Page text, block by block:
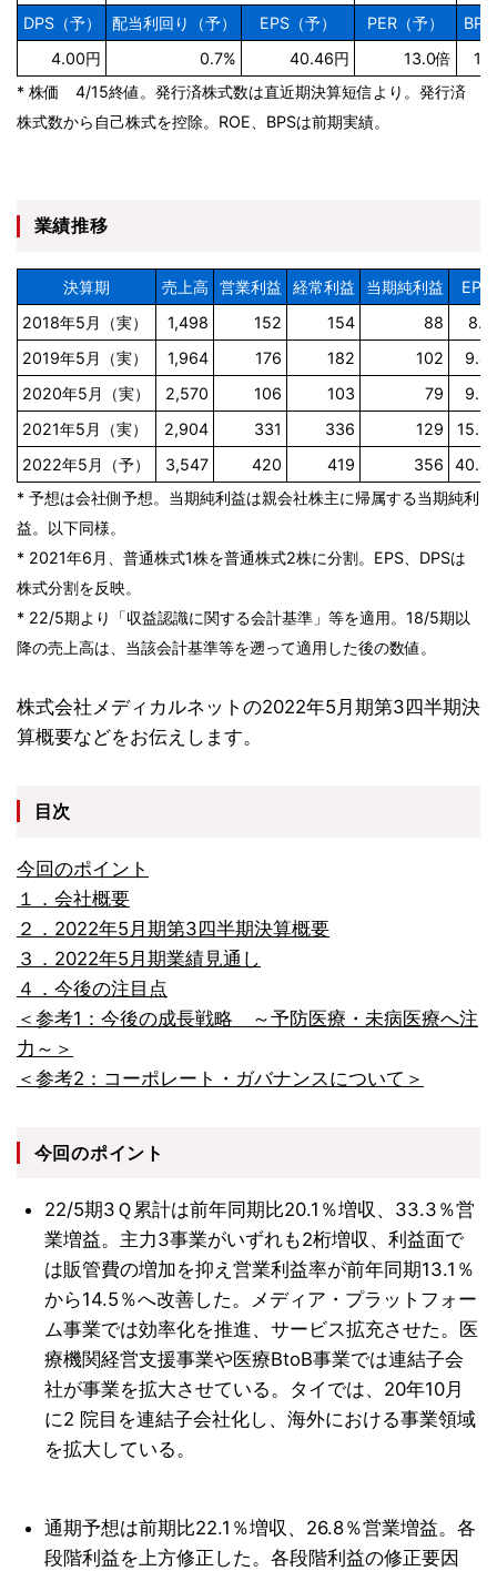
DPS（予）
配当利回り（予） EPS（予） PER（予）
4.00円
0.7% 40.46円 13.0倍
* 株価 4/15終値。発行済株式数は直近期決算短信より。発行済
株式数から自己株式を控除。ROE、BPSは前期実績。
業績推移
決算期 売上高 営業利益 経常利益 当期純利益
EPS
2018年5月（実）
1,498 152 154 88
2019年5月（実）
1,964 176 182 102
2020年5月（実）
2,570 106 103 79
2021年5月（実）
2,904 331 336 129
2022年5月（予）
3,547 420 419 356
* 予想は会社側予想。当期純利益は親会社株主に帰属する当期純利
益。以下同様。
* 2021年6月、普通株式1株を普通株式2株に分割。EPS、DPSは
株式分割を反映。
* 22/5期より「収益認識に関する会計基準」等を適用。18/5期以
降の売上高は、当該会計基準等を遡って適用した後の数値。
株式会社メディカルネットの2022年5月期第3四半期決
算概要などをお伝えします。
目次
今回のポイント
１．会社概要
２．2022年5月期第3四半期決算概要
３．2022年5月期業績見通し
４．今後の注目点
＜参考1：今後の成長戦略 ～予防医療・未病医療へ注
力～＞
＜参考2：コーポレート・ガバナンスについて＞
今回のポイント
22/5期3Ｑ累計は前年同期比20.1％増収、33.3％営
業増益。主力3事業がいずれも2桁増収、利益面で
は販管費の増加を抑え営業利益率が前年同期13.1％
から14.5％へ改善した。メディア・プラットフォー
ム事業では効率化を推進、サービス拡充させた。医
療機関経営支援事業や医療BtoB事業では連結子会
社が事業を拡大させている。タイでは、20年10月
に2 院目を連結子会社化し、海外における事業領域
を拡大している。
通期予想は前期比22.1％増収、26.8％営業増益。各
段階利益を上方修正した。各段階利益の修正要因